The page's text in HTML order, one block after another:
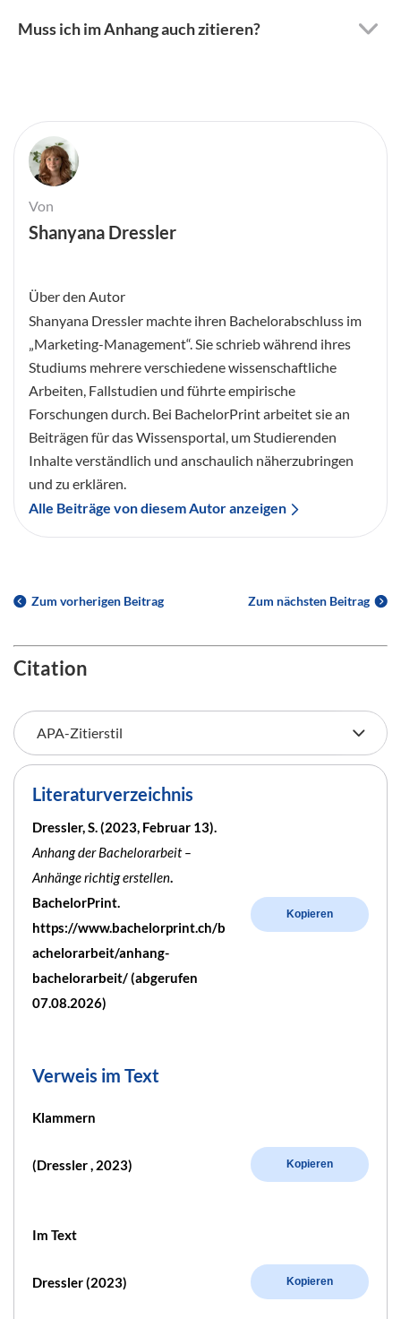
Muss ich im Anhang auch zitieren?
Von
Shanyana Dressler
Über den Autor
Shanyana Dressler machte ihren Bachelorabschluss im
„Marketing-Management“. Sie schrieb während ihres
Studiums mehrere verschiedene wissenschaftliche
Arbeiten, Fallstudien und führte empirische
Forschungen durch. Bei BachelorPrint arbeitet sie an
Beiträgen für das Wissensportal, um Studierenden
Inhalte verständlich und anschaulich näherzubringen
und zu erklären.
Alle Beiträge von diesem Autor anzeigen
Zum vorherigen Beitrag Zum nächsten Beitrag
Citation
Literaturverzeichnis
Dressler, S. (2023, Februar 13).
Anhang der Bachelorarbeit –
Anhänge richtig erstellen
BachelorPrint.
https://www.bachelorprint.ch/b
achelorarbeit/anhang-
bachelorarbeit/ (abgerufen
07.08.2026)
Kopieren
Verweis im Text
Klammern
(Dressler , 2023) Kopieren
Im Text
Dressler (2023) Kopieren